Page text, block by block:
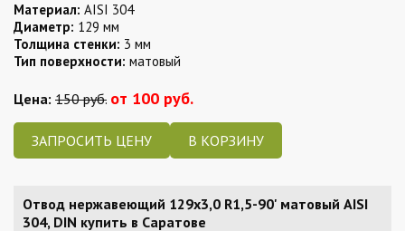
Материал: AISI 304
Диаметр: 129 мм
Толщина стенки: 3 мм
Тип поверхности: матовый
Цена: 150 руб. от 100 руб.
ЗАПРОСИТЬ ЦЕНУ
Отвод нержавеющий 129х3,0 R1,5-90' матовый AISI
304, DIN купить в Саратове